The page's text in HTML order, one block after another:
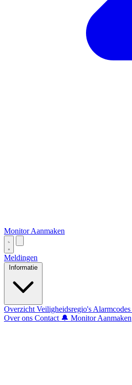
Monitor Aanmaken
Meldingen
Informatie
Overzicht Veiligheidsregio's Alarmcodes
Over ons Contact 🔔 Monitor Aanmaken